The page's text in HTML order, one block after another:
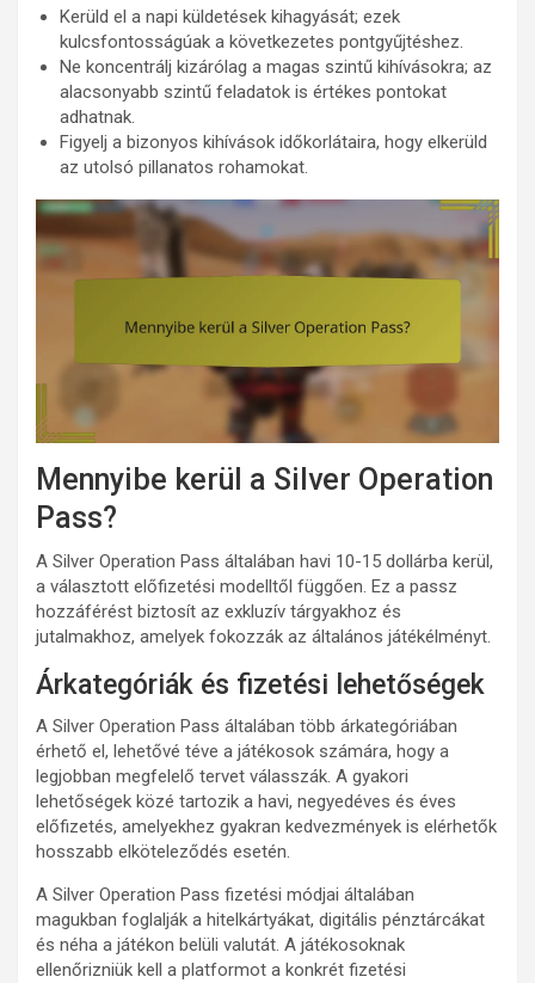
Kerüld el a napi küldetések kihagyását; ezek
kulcsfontosságúak a következetes pontgyűjtéshez.
Ne koncentrálj kizárólag a magas szintű kihívásokra; az
alacsonyabb szintű feladatok is értékes pontokat
adhatnak.
Figyelj a bizonyos kihívások időkorlátaira, hogy elkerüld
az utolsó pillanatos rohamokat.
Mennyibe kerül a Silver Operation
Pass?
A Silver Operation Pass általában havi 10-15 dollárba kerül,
a választott előfizetési modelltől függően. Ez a passz
hozzáférést biztosít az exkluzív tárgyakhoz és
jutalmakhoz, amelyek fokozzák az általános játékélményt.
Árkategóriák és fizetési lehetőségek
A Silver Operation Pass általában több árkategóriában
érhető el, lehetővé téve a játékosok számára, hogy a
legjobban megfelelő tervet válasszák. A gyakori
lehetőségek közé tartozik a havi, negyedéves és éves
előfizetés, amelyekhez gyakran kedvezmények is elérhetők
hosszabb elköteleződés esetén.
A Silver Operation Pass fizetési módjai általában
magukban foglalják a hitelkártyákat, digitális pénztárcákat
és néha a játékon belüli valutát. A játékosoknak
ellenőrizniük kell a platformot a konkrét fizetési